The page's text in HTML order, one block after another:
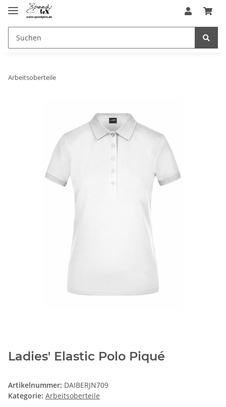
Arbeitsoberteile
Ladies' Elastic Polo Piqué
Artikelnummer: DAIBERJN709
Kategorie: Arbeitsoberteile